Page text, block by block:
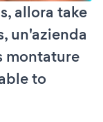
allora take
un'azienda
montature
to